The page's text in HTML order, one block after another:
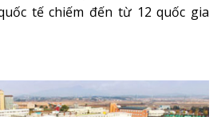
tế chiếm đến từ 12 quốc gia
tỷ lệ sinh viên có việc làm sau khi
Quốc và xếp hạng thứ 3 ở Hàn